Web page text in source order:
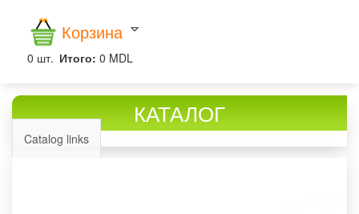
Корзина
0 шт. Итого: 0 MDL
КАТАЛОГ
Catalog links